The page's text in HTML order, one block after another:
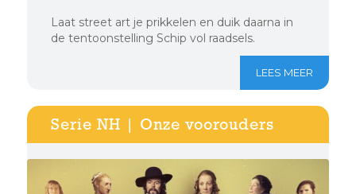
Laat street art je prikkelen en duik daarna in
de tentoonstelling Schip vol raadsels.
LEES MEER
Serie NH | Onze voorouders